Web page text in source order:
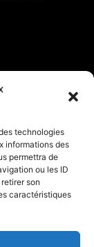
technologies
informations des
permettra de
ou les ID
son
caractéristiques